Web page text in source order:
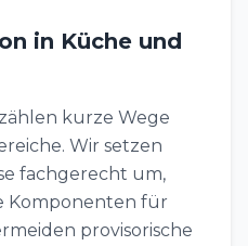
in Küche und
kurze Wege
Wir setzen
fachgerecht um,
Komponenten für
provisorische